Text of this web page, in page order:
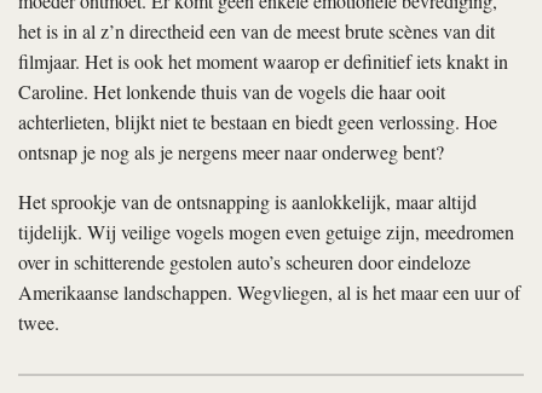
het is in al z’n directheid een van de meest brute scènes van dit
filmjaar. Het is ook het moment waarop er definitief iets knakt in
Caroline. Het lonkende thuis van de vogels die haar ooit
achterlieten, blijkt niet te bestaan en biedt geen verlossing. Hoe
ontsnap je nog als je nergens meer naar onderweg bent?
Het sprookje van de ontsnapping is aanlokkelijk, maar altijd
tijdelijk. Wij veilige vogels mogen even getuige zijn, meedromen
over in schitterende gestolen auto’s scheuren door eindeloze
Amerikaanse landschappen. Wegvliegen, al is het maar een uur of
twee.